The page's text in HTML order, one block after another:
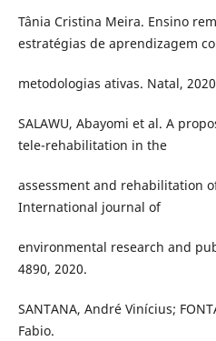
Tânia Cristina Meira. Ensino
estratégias de aprendizagem
metodologias ativas. Natal,
SALAWU, Abayomi et al. A
tele-rehabilitation in the
assessment and rehabilitation
International journal of
environmental research and
4890, 2020.
SANTANA, André Vinícius;
Fabio.